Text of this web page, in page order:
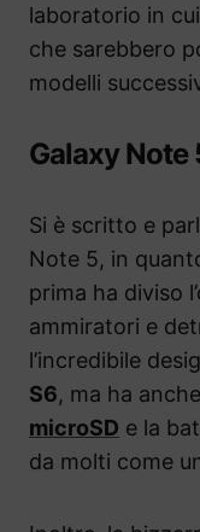
laboratorio in
che sarebbero
modelli
Galaxy Note
Si è scritto e
Note 5, in
prima ha diviso
ammiratori e
l’incredibile
S6, ma ha
microSD e la
da molti come